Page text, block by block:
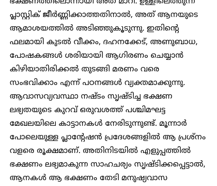
പ്ലാസ്റ്റിക് ജീർണ്ണിക്കാത്തതിനാൽ, അത് ആനയുടെ
ആമാശയത്തിൽ അടിഞ്ഞുകൂടുന്നു. ഇതിന്റെ
ഫലമായി കുടൽ വീക്കം, ദഹനക്കേട്, അണുബാധ,
പോഷകങ്ങൾ ശരിയായി ആഗിരണം ചെയ്യാൻ
കിഴിയാതിരിക്കൽ തുടങ്ങി മരണം വരെ
സംഭവിക്കാം എന്ന് പഠനങ്ങൾ വ്യക്തമാക്കുന്നു.
ആവാസവ്യവസ്ഥാ നഷ്ടം സൃഷ്ടിച്ച ഭക്ഷണ
ലഭ്യതയുടെ കുറവ് ഒരുവശത്ത് പശ്ചിമഘട്ട
മേഖലയിലെ കാട്ടാനകൾ നേരിടുന്നുണ്ട്. മൂന്നാർ
പോലെയുള്ള പ്ലാന്റേഷൻ പ്രദേശങ്ങളിൽ ആ പ്രശ്നം
വളരെ രൂക്ഷമാണ്. അതിനിടയിൽ എളുപ്പത്തിൽ
ഭക്ഷണം ലഭ്യമാകുന്ന സാഹചര്യം സൃഷ്ടിക്കപ്പെട്ടാൽ,
ആനകൾ ആ ഭക്ഷണം തേടി മനുഷ്യവാസ